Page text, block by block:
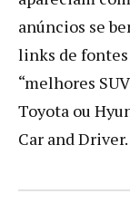
anúncios se
links de fontes
“melhores
Toyota ou
Car and Driver.